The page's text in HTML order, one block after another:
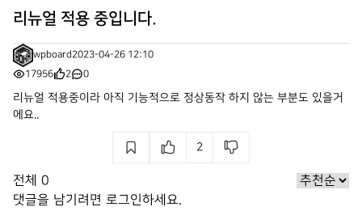
리뉴얼 적용 중입니다.
wpboard2023-04-26 12:10
17956
2 0
리뉴얼 적용중이라 아직 기능적으로 정상동작 하지 않는 부분도 있을거
에요..
2
전체 0
댓글을 남기려면 로그인하세요.